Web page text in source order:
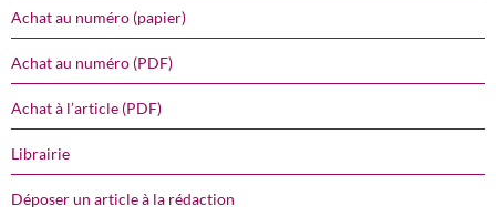
Achat au numéro (papier)
Achat au numéro (PDF)
Achat à l’article (PDF)
Librairie
Déposer un article à la rédaction